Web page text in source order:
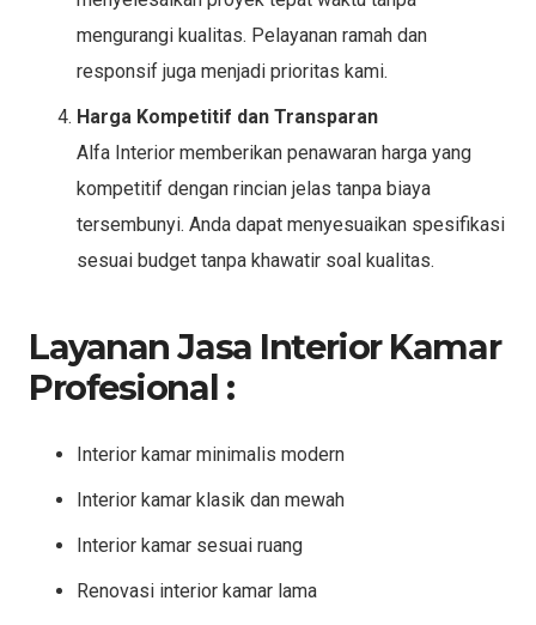
mengurangi kualitas. Pelayanan ramah dan
responsif juga menjadi prioritas kami.
Harga Kompetitif dan Transparan
Alfa Interior memberikan penawaran harga yang
kompetitif dengan rincian jelas tanpa biaya
tersembunyi. Anda dapat menyesuaikan spesifikasi
sesuai budget tanpa khawatir soal kualitas.
Layanan Jasa Interior Kamar
Profesional :
Interior kamar minimalis modern
Interior kamar klasik dan mewah
Interior kamar sesuai ruang
Renovasi interior kamar lama